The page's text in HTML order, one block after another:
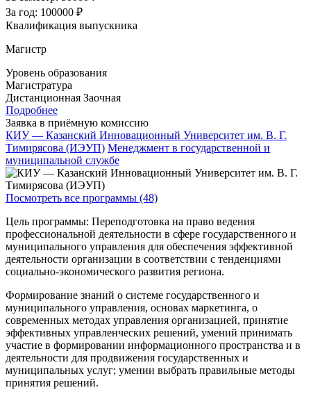
За год: 100000 ₽
Квалификация выпускника
Магистр
Уровень образования
Магистратура
Дистанционная Заочная
Подробнее
Заявка в приёмную комиссию
КИУ — Казанский Инновационный Университет им. В. Г.
Тимирясова (ИЭУП) Менеджмент в государственной и
муниципальной службе
Посмотреть все программы (48)
Цель программы: Переподготовка на право ведения
профессиональной деятельности в сфере государственного и
муниципального управления для обеспечения эффективной
деятельности организации в соответствии с тенденциями
социально-экономического развития региона.
Формирование знаний о системе государственного и
муниципального управления, основах маркетинга, о
современных методах управления организацией, принятие
эффективных управленческих решений, умений принимать
участие в формировании информационного пространства и в
деятельности для продвижения государственных и
муниципальных услуг; умении выбрать правильные методы
принятия решений.